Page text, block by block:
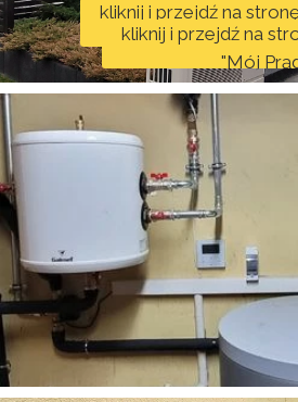
kliknij i przejdź na
"Mój
kliknij i przejdź na
"Czyste